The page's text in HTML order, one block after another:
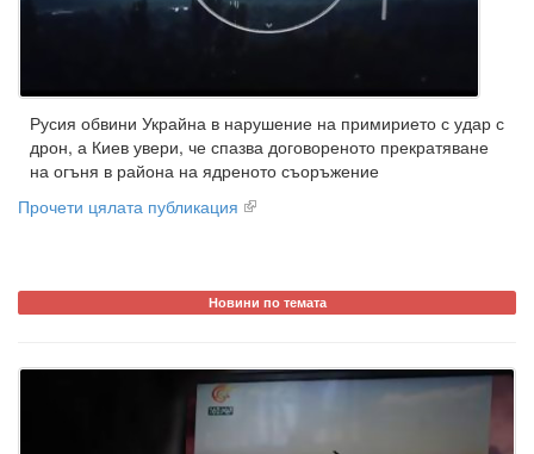
Русия обвини Украйна в нарушение на примирието с удар с
дрон, а Киев увери, че спазва договореното прекратяване
на огъня в района на ядреното съоръжение
Прочети цялата публикация
Новини по темата